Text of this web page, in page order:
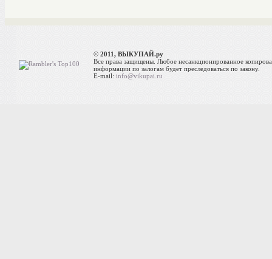
© 2011, ВЫКУПАЙ.ру
Все права защищены. Любое несанкционированное
информации по залогам будет преследоваться по закону.
E-mail:info@vikupai.ru